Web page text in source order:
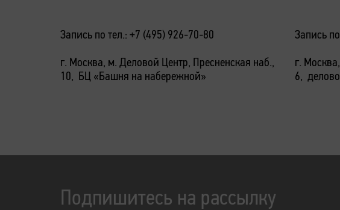
Запись по тел.: +7 (495) 926-70-80
г. Москва, м. Деловой Центр, Пресненская наб.,
10, БЦ «Башня на набережной»
Запись
г.
6,
Подпишитесь на рассылку